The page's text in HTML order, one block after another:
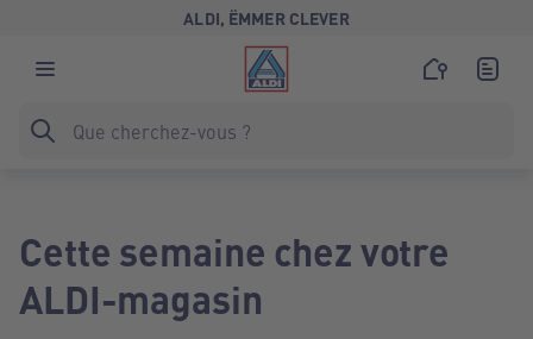
ALDI, ËMMER CLEVER
Cette semaine chez votre
ALDI-magasin